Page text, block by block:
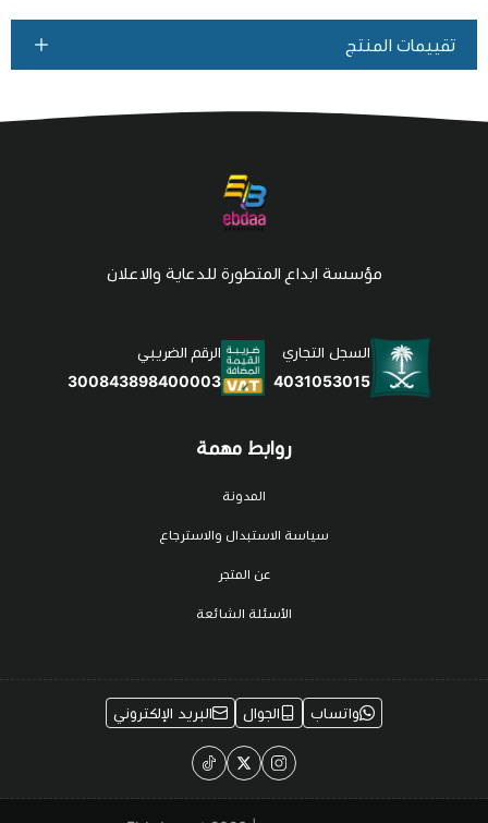
تقييمات المنتج
روابط مهمة
المدونة
سياسة الاستبدال والاسترجاع
عن المتجر
الأسئلة الشائعة
مؤسسة ابداع المتطورة للدعاية والاعلان
السجل التجاري
4031053015
الرقم الضريبي
300843898400003
واتساب الجوال البريد الإلكتروني